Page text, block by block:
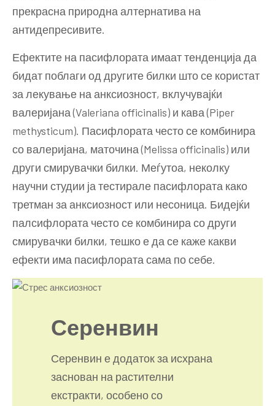
прекрасна природна алтернатива на
антидепресивите.
Ефектите на пасифлората имаат тенденција да
бидат поблаги од другите билки што се користат
за лекување на анксиозност, вклучувајќи
валеријана (Valeriana officinalis) и кава (Piper
methysticum). Пасифлората често се комбинира
со валеријана, маточина (Melissa officinalis) или
други смирувачки билки. Меѓутоа, неколку
научни студии ја тестирале пасифлората како
третман за анксиозност или несоница. Бидејќи
палсифлората често се комбинира со други
смирувачки билки, тешко е да се каже какви
ефекти има пасифлората сама по себе.
Серенвин
Серенвин е додаток за исхрана
заснован на растителни
екстракти, особено со